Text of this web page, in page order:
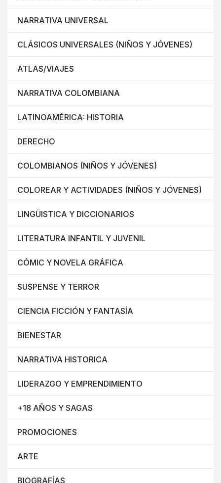
NARRATIVA UNIVERSAL
CLÁSICOS UNIVERSALES (NIÑOS Y JÓVENES)
ATLAS/VIAJES
NARRATIVA COLOMBIANA
LATINOAMÉRICA: HISTORIA
DERECHO
COLOMBIANOS (NIÑOS Y JÓVENES)
COLOREAR Y ACTIVIDADES (NIÑOS Y JÓVENES)
LINGÜISTICA Y DICCIONARIOS
LITERATURA INFANTIL Y JUVENIL
CÓMIC Y NOVELA GRÁFICA
SUSPENSE Y TERROR
CIENCIA FICCIÓN Y FANTASÍA
BIENESTAR
NARRATIVA HISTORICA
LIDERAZGO Y EMPRENDIMIENTO
+18 AÑOS Y SAGAS
PROMOCIONES
ARTE
BIOGRAFÍAS